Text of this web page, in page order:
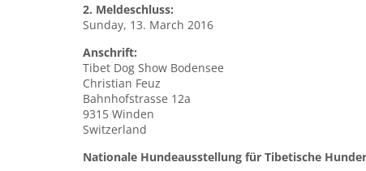
2. Meldeschluss:
Sunday, 13. March 2016
Anschrift:
Tibet Dog Show Bodensee
Christian Feuz
Bahnhofstrasse 12a
9315 Winden
Switzerland
Nationale Hundeausstellung für Tibetische